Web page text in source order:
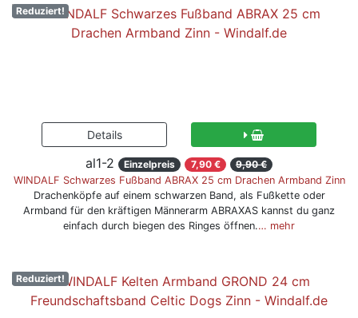
Reduziert!
al1-2 Einzelpreis 7,90 €
9,90 €
WINDALF Schwarzes Fußband ABRAX 25 cm Drachen Armband Zinn
Drachenköpfe auf einem schwarzen Band, als Fußkette oder
Armband für den kräftigen Männerarm ABRAXAS kannst du ganz
einfach durch biegen des Ringes öffnen.… mehr
Reduziert!